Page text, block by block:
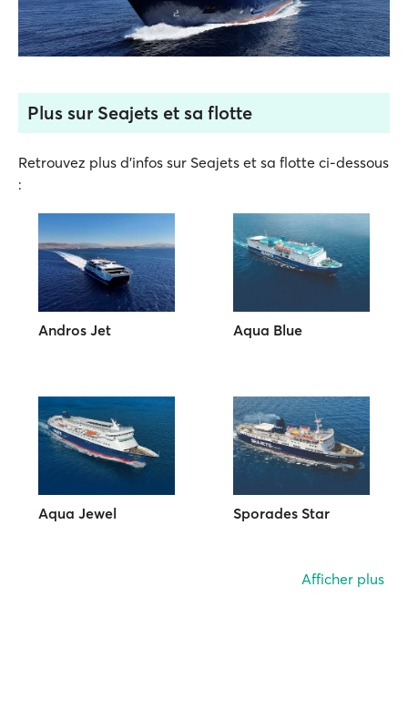
Plus sur Seajets et sa flotte
Retrouvez plus d'infos sur Seajets et sa flotte ci-dessous
:
Andros Jet Aqua Blue
Aqua Jewel Sporades Star
Afficher plus